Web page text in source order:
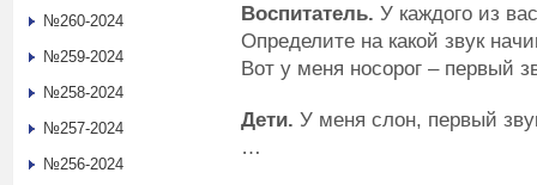
Воспитатель. У каждого из
Определите на какой звук
Вот у меня носорог – первый
Дети. У меня слон, первый
…
№260-2024
№259-2024
№258-2024
№257-2024
№256-2024